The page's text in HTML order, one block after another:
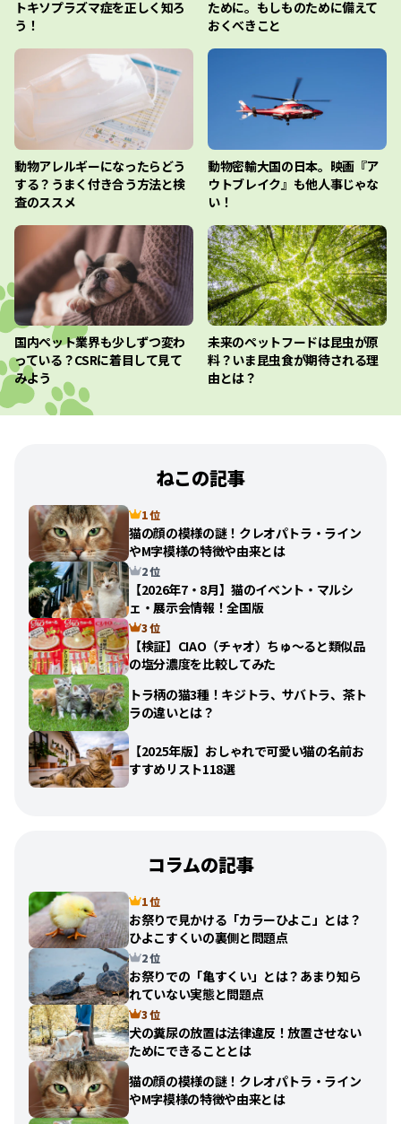
トキソプラズマ症を正しく知ろ
う！
ために。もしものために備えて
おくべきこと
動物アレルギーになったらどう
する？うまく付き合う方法と検
査のススメ
動物密輸大国の日本。映画『ア
ウトブレイク』も他人事じゃな
い！
国内ペット業界も少しずつ変わ
っている？CSRに着目して見て
みよう
未来のペットフードは昆虫が原
料？いま昆虫食が期待される理
由とは？
ねこの記事
1 位
猫の顔の模様の謎！クレオパトラ・ライン
やM字模様の特徴や由来とは
2 位
【2026年7・8月】猫のイベント・マルシ
ェ・展示会情報！全国版
3 位
【検証】CIAO（チャオ）ちゅ〜ると類似品
の塩分濃度を比較してみた
トラ柄の猫3種！キジトラ、サバトラ、茶ト
ラの違いとは？
【2025年版】おしゃれで可愛い猫の名前お
すすめリスト118選
コラムの記事
1 位
お祭りで見かける「カラーひよこ」とは？
ひよこすくいの裏側と問題点
2 位
お祭りでの「亀すくい」とは？あまり知ら
れていない実態と問題点
3 位
犬の糞尿の放置は法律違反！放置させない
ためにできることとは
猫の顔の模様の謎！クレオパトラ・ライン
やM字模様の特徴や由来とは